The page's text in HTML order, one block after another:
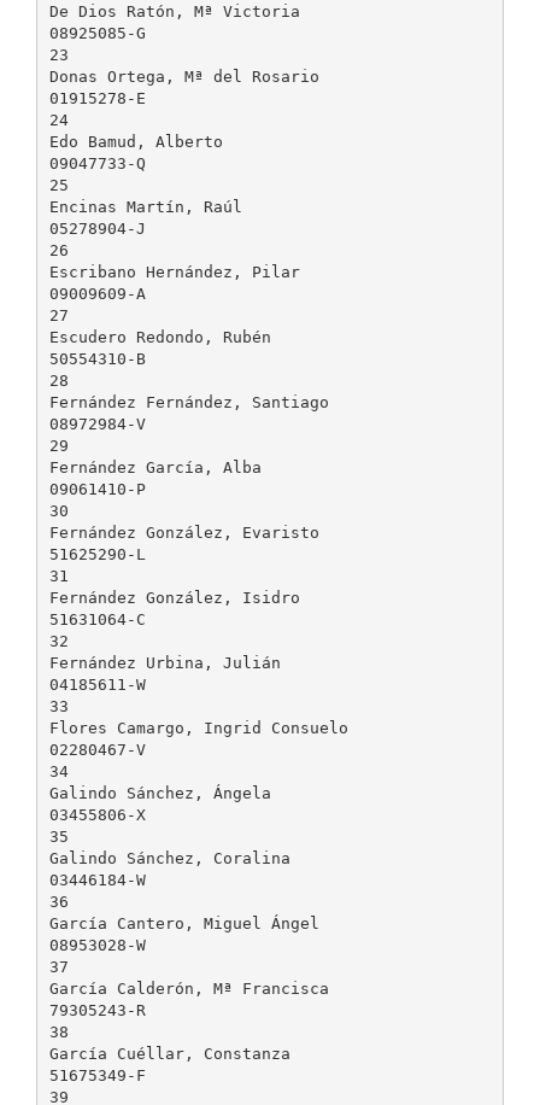
De Dios Ratón, Mª Victoria
08925085-G
23
Donas Ortega, Mª del Rosario
01915278-E
24
Edo Bamud, Alberto
09047733-Q
25
Encinas Martín, Raúl
05278904-J
26
Escribano Hernández, Pilar
09009609-A
27
Escudero Redondo, Rubén
50554310-B
28
Fernández Fernández, Santiago
08972984-V
29
Fernández García, Alba
09061410-P
30
Fernández González, Evaristo
51625290-L
31
Fernández González, Isidro
51631064-C
32
Fernández Urbina, Julián
04185611-W
33
Flores Camargo, Ingrid Consuelo
02280467-V
34
Galindo Sánchez, Ángela
03455806-X
35
Galindo Sánchez, Coralina
03446184-W
36
García Cantero, Miguel Ángel
08953028-W
37
García Calderón, Mª Francisca
79305243-R
38
García Cuéllar, Constanza
51675349-F
39